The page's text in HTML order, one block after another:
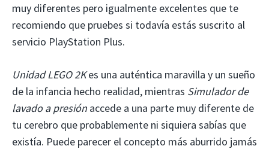
muy diferentes pero igualmente excelentes que te
recomiendo que pruebes si todavía estás suscrito al
servicio PlayStation Plus.
Unidad LEGO 2Kes una auténtica maravilla y un sueño
de la infancia hecho realidad, mientras Simulador de
lavado a presión accede a una parte muy diferente de
tu cerebro que probablemente ni siquiera sabías que
existía. Puede parecer el concepto más aburrido jamás